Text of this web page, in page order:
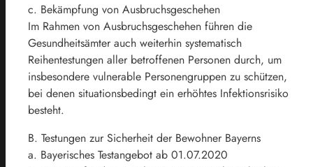
c. Bekämpfung von Ausbruchsgeschehen
Im Rahmen von Ausbruchsgeschehen führen die
Gesundheitsämter auch weiterhin systematisch
Reihentestungen aller betroffenen Personen durch, um
insbesondere vulnerable Personengruppen zu schützen,
bei denen situationsbedingt ein erhöhtes Infektionsrisiko
besteht.
B. Testungen zur Sicherheit der Bewohner Bayerns
a. Bayerisches Testangebot ab 01.07.2020